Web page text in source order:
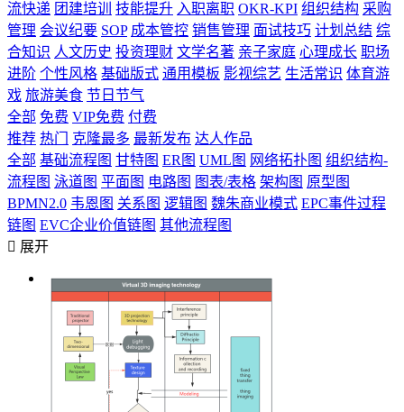
流快递 团建培训 技能提升 入职离职 OKR-KPI 组织结构 采购
管理 会议纪要 SOP 成本管控 销售管理 面试技巧 计划总结 综
合知识 人文历史 投资理财 文学名著 亲子家庭 心理成长 职场
进阶 个性风格 基础版式 通用模板 影视综艺 生活常识 体育游
戏 旅游美食 节日节气
全部 免费 VIP免费 付费
推荐 热门 克隆最多 最新发布 达人作品
全部 基础流程图 甘特图 ER图 UML图 网络拓扑图 组织结构-
流程图 泳道图 平面图 电路图 图表/表格 架构图 原型图
BPMN2.0 韦恩图 关系图 逻辑图 魏朱商业模式 EPC事件过程
链图 EVC企业价值链图 其他流程图
 展开